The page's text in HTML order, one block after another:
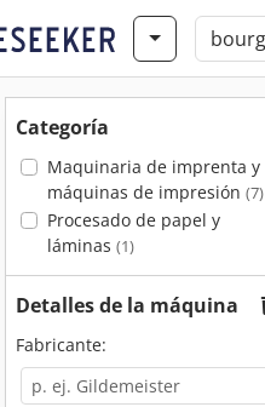
Categoría
Maquinaria de imprenta y
máquinas de impresión (7)
Procesado de papel y
láminas (1)
Detalles de la máquina
Fabricante: